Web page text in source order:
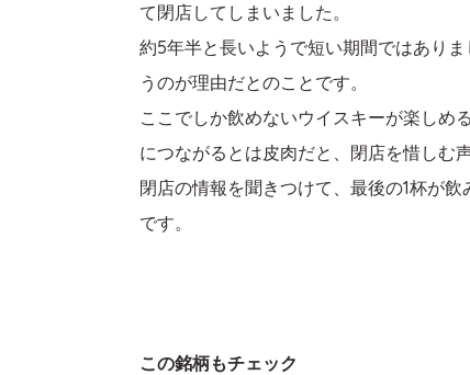
て閉店してしまいました。
約5年半と長いようで短い期間ではあり
うのが理由だとのことです。
ここでしか飲めないウイスキーが楽しめ
につながるとは皮肉だと、閉店を惜しむ
閉店の情報を聞きつけて、最後の1杯が
です。
この銘柄もチェック